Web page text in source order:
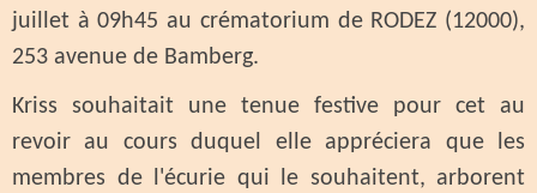
juillet à 09h45 au crématorium de RODEZ (12000),
253 avenue de Bamberg.
Kriss souhaitait une tenue festive pour cet au
revoir au cours duquel elle appréciera que les
membres de l'écurie qui le souhaitent, arborent